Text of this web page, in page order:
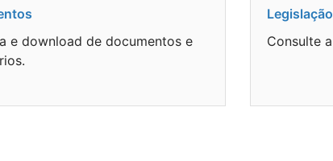
e download de documentos e
Legislação
Consulte